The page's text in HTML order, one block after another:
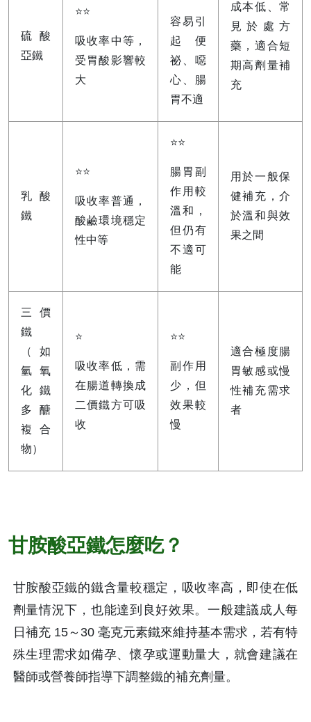
硫酸
亞鐵
⭐⭐
吸收率中等，
受胃酸影響較
大
容易引
起便
祕、噁
心、腸
胃不適
成本低、常
見於處方
藥，適合短
期高劑量補
充
乳酸
鐵
⭐⭐
吸收率普通，
酸鹼環境穩定
性中等
⭐⭐
腸胃副
作用較
溫和，
但仍有
不適可
能
用於一般保
健補充，介
於溫和與效
果之間
三價
鐵
（如
氫氧
化鐵
多醣
複合
物）
⭐
吸收率低，需
在腸道轉換成
二價鐵方可吸
收
⭐⭐
副作用
少，但
效果較
慢
適合極度腸
胃敏感或慢
性補充需求
者
甘胺酸亞鐵怎麼吃？
甘胺酸亞鐵的鐵含量較穩定，吸收率高，即使在低
劑量情況下，也能達到良好效果。一般建議成人每
日補充 15～30 毫克元素鐵來維持基本需求，若有特
殊生理需求如備孕、懷孕或運動量大，就會建議在
醫師或營養師指導下調整鐵的補充劑量。